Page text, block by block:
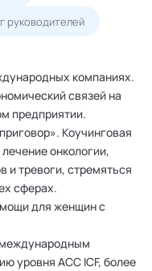
руководителей
компаниях.
связей на
предприятии.
Коучинговая
онкологии,
и тревоги, стремяться
сферах.
для женщин с
международным
уровня ACC ICF, более